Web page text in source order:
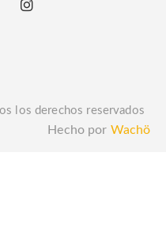
los derechos reservados
Hecho por Wachö